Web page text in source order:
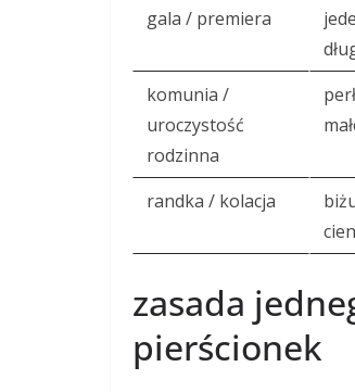
gala / premiera
komunia /
uroczystość
rodzinna
randka / kolacja
zasada
pierścionek